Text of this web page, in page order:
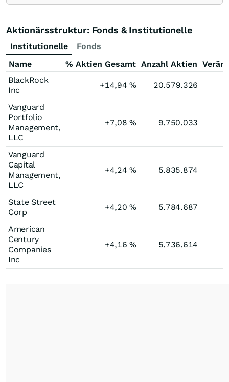
Aktionärsstruktur: Fonds & Institutionelle
Institutionelle
Fonds
Name
% Aktien Gesamt Anzahl Aktien
BlackRock
Inc
+14,94% 20.579.326
Vanguard
Portfolio
Management,
LLC
+7,08% 9.750.033
Vanguard
Capital
Management,
LLC
+4,24% 5.835.874
State Street
Corp
+4,20% 5.784.687
American
Century
Companies
Inc
+4,16% 5.736.614